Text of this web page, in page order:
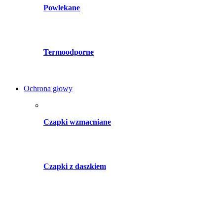
Powlekane
Termoodporne
Ochrona głowy
Czapki wzmacniane
Czapki z daszkiem